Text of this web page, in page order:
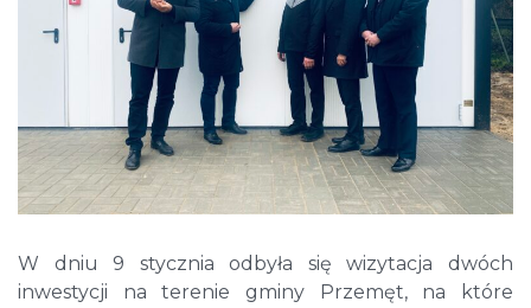
W dniu 9 stycznia odbyła się wizytacja dwóch
inwestycji na terenie gminy Przemęt, na które